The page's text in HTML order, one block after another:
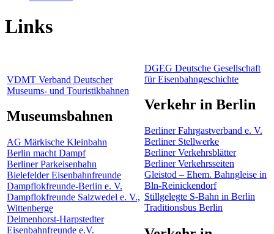
Links
VDMT Verband Deutscher
Museums- und Touristikbahnen
Museumsbahnen
AG Märkische Kleinbahn
Berlin macht Dampf
Berliner Parkeisenbahn
Bielefelder Eisenbahnfreunde
Dampflokfreunde-Berlin e. V.
Dampflokfreunde Salzwedel e. V.,
Wittenberge
Delmenhorst-Harpstedter
Eisenbahnfreunde e.V.
DGEG Deutsche Gesellschaft
für Eisenbahngeschichte
Verkehr in Berlin
Berliner Fahrgastverband e. V.
Berliner Stellwerke
Berliner Verkehrsblätter
Berliner Verkehrsseiten
Gleistod – Ehem. Bahngleise in
Bln-Reinickendorf
Stillgelegte S-Bahn in Berlin
Traditionsbus Berlin